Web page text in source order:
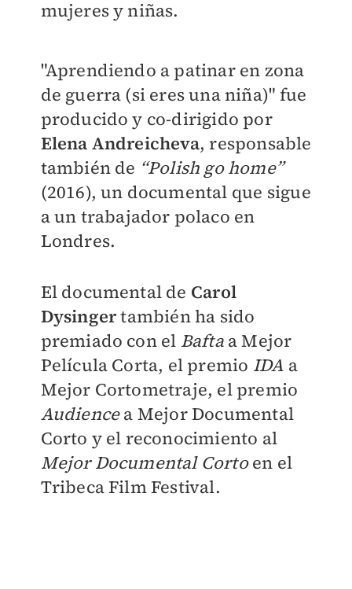
mujeres y niñas.
"Aprendiendo a patinar en zona
de guerra (si eres una niña)" fue
producido y co-dirigido por
Elena Andreicheva, responsable
también de “Polish go home”
(2016), un documental que sigue
a un trabajador polaco en
Londres.
El documental de Carol
Dysingertambién ha sido
premiado con el Baftaa Mejor
Película Corta, el premio IDA a
Mejor Cortometraje, el premio
Audiencea Mejor Documental
Corto y el reconocimiento al
Mejor Documental Cortoen el
Tribeca Film Festival.